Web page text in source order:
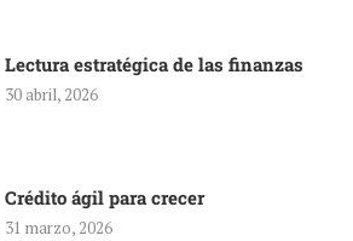
Lectura estratégica de las finanzas
30 abril, 2026
Crédito ágil para crecer
31 marzo, 2026